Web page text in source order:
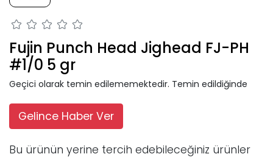
Fujin Punch Head Jighead FJ-PH
#1/0 5 gr
Geçici olarak temin edilememektedir. Temin edildiğinde
Gelince Haber Ver
Bu ürünün yerine tercih edebileceğiniz ürünler